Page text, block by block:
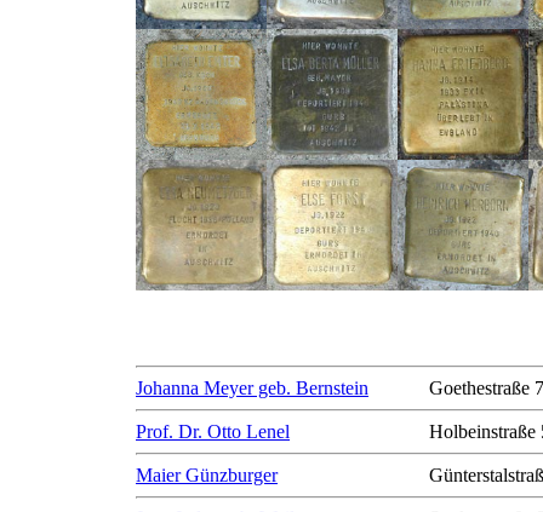
Johanna Meyer geb. Bernstein Goethestraße
Prof. Dr. Otto Lenel Holbeinstraße
Maier Günzburger